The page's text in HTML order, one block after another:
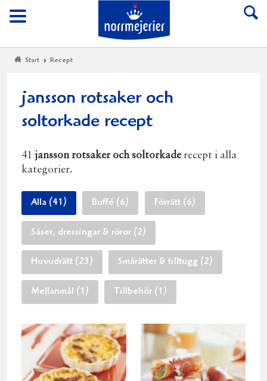
Meny
Till Norrmejerier
Start Recept
jansson rotsaker och
soltorkade recept
41 jansson rotsaker och soltorkaderecept i alla
kategorier.
Alla (41) Buffé (6) Förrätt (6)
Såser, dressingar & röror (2)
Huvudrätt (23) Smårätter & tilltugg (2)
Mellanmål (1) Tillbehör (1)